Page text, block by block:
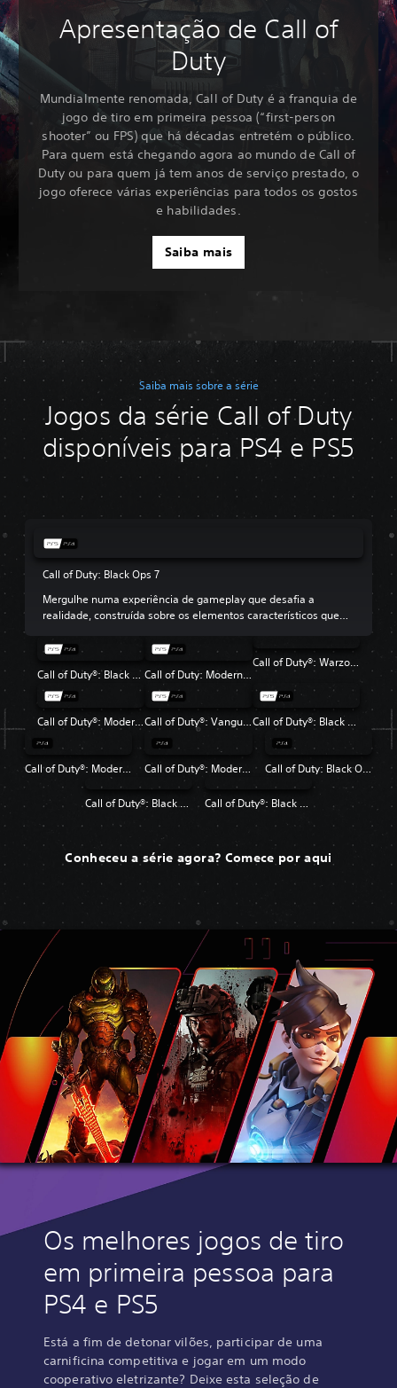
Apresentação de Call of
Duty
Mundialmente renomada, Call of Duty é a franquia de
jogo de tiro em primeira pessoa (“first-person
shooter” ou FPS) que há décadas entretém o público.
Para quem está chegando agora ao mundo de Call of
Duty ou para quem já tem anos de serviço prestado, o
jogo oferece várias experiências para todos os gostos
e habilidades.
Saiba mais
Saiba mais sobre a série
Jogos da série Call of Duty
disponíveis para PS4 e PS5
Call of Duty: Black Ops 7
Mergulhe numa experiência de gameplay que desafia a
realidade, construída sobre os elementos característicos que
Call of Duty®: Black Ops 6 Call of Duty: Modern Warfare III
Call of Duty®: Warzone™
Call of Duty®: Modern Warfare® II Call of Duty®: Vanguard Call of Duty®: Black Ops Cold War
Call of Duty®: Modern Warfare® Call of Duty®: Modern Warfare® 2 Campaign Remastered Call of Duty: Black Ops 4
Call of Duty®: Black Ops Call of Duty®: Black Ops II
Conheceu a série agora? Comece por aqui
Os melhores jogos de tiro
em primeira pessoa para
PS4 e PS5
Está a fim de detonar vilões, participar de uma
carnificina competitiva e jogar em um modo
cooperativo eletrizante? Deixe esta seleção de